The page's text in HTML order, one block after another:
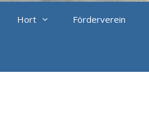
Hort Förderverein